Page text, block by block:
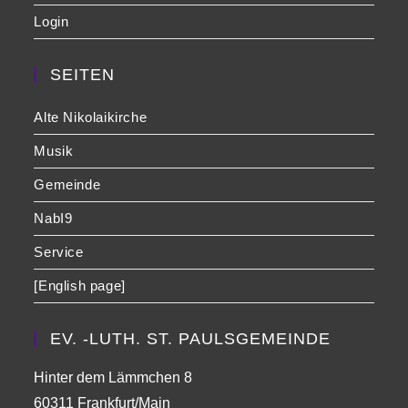
Login
SEITEN
Alte Nikolaikirche
Musik
Gemeinde
NabI9
Service
[English page]
EV. -LUTH. ST. PAULSGEMEINDE
Hinter dem Lämmchen 8
60311 Frankfurt/Main